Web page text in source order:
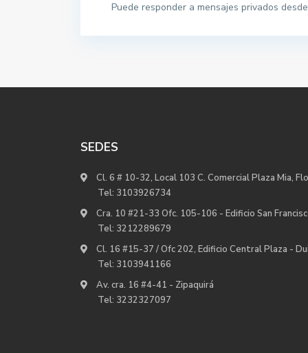
Puede responder a mensajes privados
SEDES
Cl. 6 # 10-32, Local 103 C. Comercial Plaza Mia,
Tel: 3103926734
Cra. 10 #21-33 Ofc. 105-106 - Edificio San
Tel: 3212289679
Cl. 16 #15-37 / Ofc 202, Edificio Central Plaza -
Tel: 3103941166
Av. cra. 16 #4-41 - Zipaquirá
Tel: 3232327097